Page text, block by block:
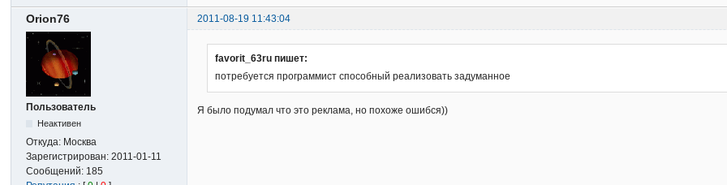
Orion76 2011-08-19 11:43:04
Пользователь
Неактивен
Откуда: Москва
Зарегистрирован:2011-01-11
Сообщений: 185
favorit_63ru пишет:
потребуется программист способный реализовать задуманное
Я было подумал что это реклама, но похоже ошибся))